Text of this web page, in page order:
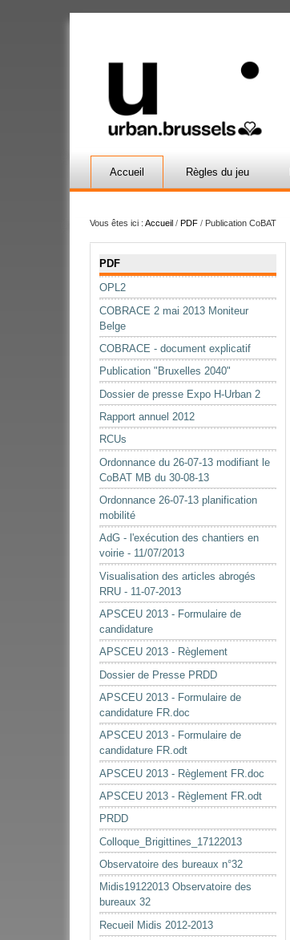
Accueil Règles du jeu
Vous êtes ici : Accueil / PDF / Publication CoBAT
PDF
OPL2
COBRACE 2 mai 2013 Moniteur
Belge
COBRACE - document explicatif
Publication "Bruxelles 2040"
Dossier de presse Expo H-Urban 2
Rapport annuel 2012
RCUs
Ordonnance du 26-07-13 modifiant le
CoBAT MB du 30-08-13
Ordonnance 26-07-13 planification
mobilité
AdG - l'exécution des chantiers en
voirie - 11/07/2013
Visualisation des articles abrogés
RRU - 11-07-2013
APSCEU 2013 - Formulaire de
candidature
APSCEU 2013 - Règlement
Dossier de Presse PRDD
APSCEU 2013 - Formulaire de
candidature FR.doc
APSCEU 2013 - Formulaire de
candidature FR.odt
APSCEU 2013 - Règlement FR.doc
APSCEU 2013 - Règlement FR.odt
PRDD
Colloque_Brigittines_17122013
Observatoire des bureaux n°32
Midis19122013 Observatoire des
bureaux 32
Recueil Midis 2012-2013